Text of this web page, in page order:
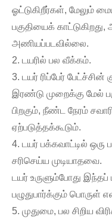
ஓட்டுகிறீர்கள், மேலும்
பகுதியைக்
அணியப்படவில்லை.
2. டயரில் பல வீக்கம்.
3. டயர் ரிப்பேர்
இரண்டு முறைக்கு மேல்
பிறகும், நீண்ட நேரம்
ஏற்படுத்தக்கூடும்.
4. டயர் பக்கவாட்டில்
சரிசெய்ய முடியாதவை.
டயர் உருளும்போது இந்தப்
பழுதுபார்க்கும் பொருள்
5. முதுமை, பல சிறிய